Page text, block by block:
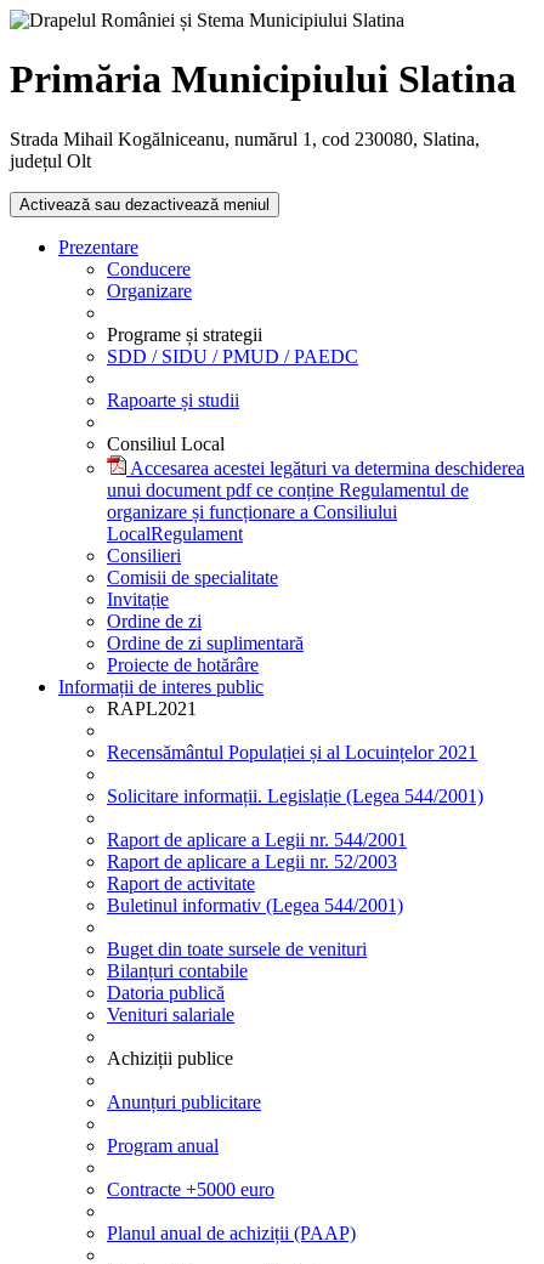
Primăria Municipiului Slatina
Strada Mihail Kogălniceanu, numărul 1, cod 230080, Slatina,
județul Olt
Activează sau dezactivează meniul
Prezentare
Conducere
Organizare
Programe și strategii
SDD / SIDU / PMUD / PAEDC
Rapoarte și studii
Consiliul Local
Accesarea acestei legături va determina deschiderea
unui document pdf ce conține Regulamentul de
organizare și funcționare a Consiliului
LocalRegulament
Consilieri
Comisii de specialitate
Invitație
Ordine de zi
Ordine de zi suplimentară
Proiecte de hotărâre
Informații de interes public
RAPL2021
Recensământul Populației și al Locuințelor 2021
Solicitare informații. Legislație (Legea 544/2001)
Raport de aplicare a Legii nr. 544/2001
Raport de aplicare a Legii nr. 52/2003
Raport de activitate
Buletinul informativ (Legea 544/2001)
Buget din toate sursele de venituri
Bilanțuri contabile
Datoria publică
Venituri salariale
Achiziții publice
Anunțuri publicitare
Program anual
Contracte +5000 euro
Planul anual de achiziții (PAAP)